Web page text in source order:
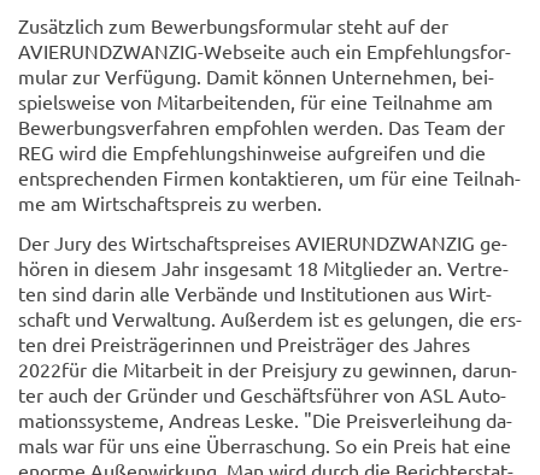
Zu­sätz­lich zum Be­wer­bungs­for­mu­lar steht auf der
AVIERUNDZWANZIG-​Webseite auch ein Emp­feh­lungs­for­
mu­lar zur Ver­fü­gung. Damit kön­nen Un­ter­neh­men, bei­
spiels­wei­se von Mit­ar­bei­ten­den, für eine Teil­nah­me am
Be­wer­bungs­ver­fah­ren emp­foh­len wer­den. Das Team der
REG wird die Emp­feh­lungs­hin­wei­se auf­grei­fen und die
ent­spre­chen­den Fir­men kon­tak­tie­ren, um für eine Teil­nah­
me am Wirt­schafts­preis zu wer­ben.
Der Jury des Wirt­schafts­prei­ses AVIER­UND­ZWAN­ZIG ge­
hö­ren in die­sem Jahr ins­ge­samt 18 Mit­glie­der an. Ver­tre­
ten sind darin alle Ver­bän­de und In­sti­tu­tio­nen aus Wirt­
schaft und Ver­wal­tung. Au­ßer­dem ist es ge­lun­gen, die ers­
ten drei Preis­trä­ge­rin­nen und Preis­trä­ger des Jah­res
2022für die Mit­ar­beit in der Preis­ju­ry zu ge­win­nen, dar­un­
ter auch der Grün­der und Ge­schäfts­füh­rer von ASL Au­to­
ma­ti­ons­sys­te­me, An­dre­as Leske. "Die Preis­ver­lei­hung da­
mals war für uns eine Über­ra­schung. So ein Preis hat eine